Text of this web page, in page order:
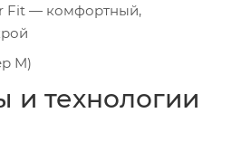
Fit — комфортный,
M)
и технологии